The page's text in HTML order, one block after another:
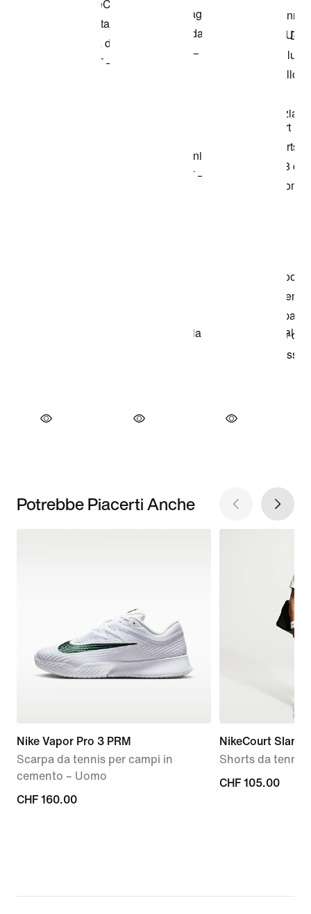
Potrebbe Piacerti Anche
Nike Vapor Pro 3 PRM
Scarpa da tennis per campi in
cemento – Uomo
CHF
CHF 160.00
NikeCourt Slam
Shorts da tennis
CHF
CHF 105.00